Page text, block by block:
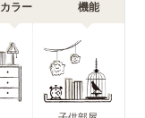
カラー 機能